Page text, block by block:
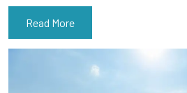
Read More